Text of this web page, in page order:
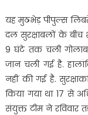
यह मुठभेड़ पीपुल्स
दल सुरक्षाबलों के बीच
9 घंटे तक चली
जान चली गई है.
नहीं की गई है.
किया गया था 17 से
संयुक्त टीम ने